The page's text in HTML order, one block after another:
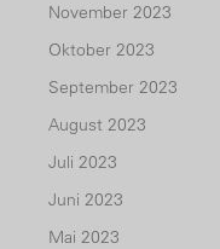
November 2023
Oktober 2023
September 2023
August 2023
Juli 2023
Juni 2023
Mai 2023